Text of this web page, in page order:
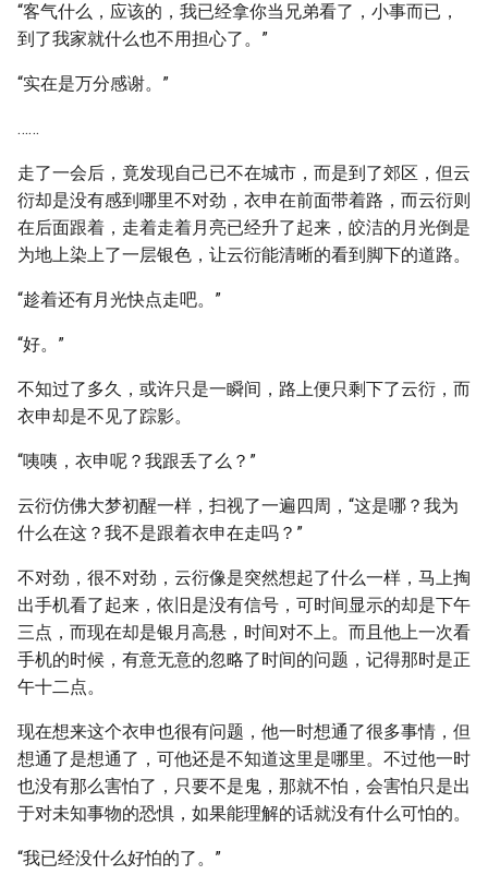
“客气什么，应该的，我已经拿你当兄弟看了，小事而已，
到了我家就什么也不用担心了。”
“实在是万分感谢。”
……
走了一会后，竟发现自己已不在城市，而是到了郊区，但云
衍却是没有感到哪里不对劲，衣申在前面带着路，而云衍则
在后面跟着，走着走着月亮已经升了起来，皎洁的月光倒是
为地上染上了一层银色，让云衍能清晰的看到脚下的道路。
“趁着还有月光快点走吧。”
“好。”
不知过了多久，或许只是一瞬间，路上便只剩下了云衍，而
衣申却是不见了踪影。
“咦咦，衣申呢？我跟丢了么？”
云衍仿佛大梦初醒一样，扫视了一遍四周，“这是哪？我为
什么在这？我不是跟着衣申在走吗？”
不对劲，很不对劲，云衍像是突然想起了什么一样，马上掏
出手机看了起来，依旧是没有信号，可时间显示的却是下午
三点，而现在却是银月高悬，时间对不上。而且他上一次看
手机的时候，有意无意的忽略了时间的问题，记得那时是正
午十二点。
现在想来这个衣申也很有问题，他一时想通了很多事情，但
想通了是想通了，可他还是不知道这里是哪里。不过他一时
也没有那么害怕了，只要不是鬼，那就不怕，会害怕只是出
于对未知事物的恐惧，如果能理解的话就没有什么可怕的。
“我已经没什么好怕的了。”